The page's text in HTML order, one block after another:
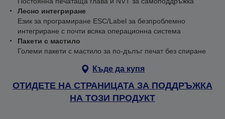
Лесно интегриране
Език за програмиране ESC/Label за безпроблемно
интегриране с почти всяка операционна система
Пакети с мастило
Големи пакети с мастило за по-дълъг печат без спиране
Къде да купя
ОТИДЕТЕ НА СТРАНИЦАТА ЗА ПОДДРЪЖКА
НА ТОЗИ ПРОДУКТ